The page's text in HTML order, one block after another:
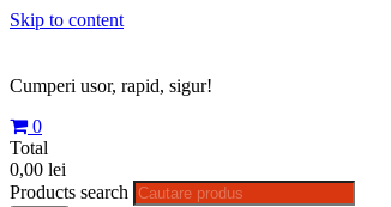
Skip to content
Cumperi usor, rapid, sigur!
0
Total
0,00 lei
Products search